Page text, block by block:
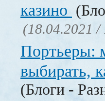
казино
(18.04.2021 /
Портьеры:
выбирать,
(Блоги -